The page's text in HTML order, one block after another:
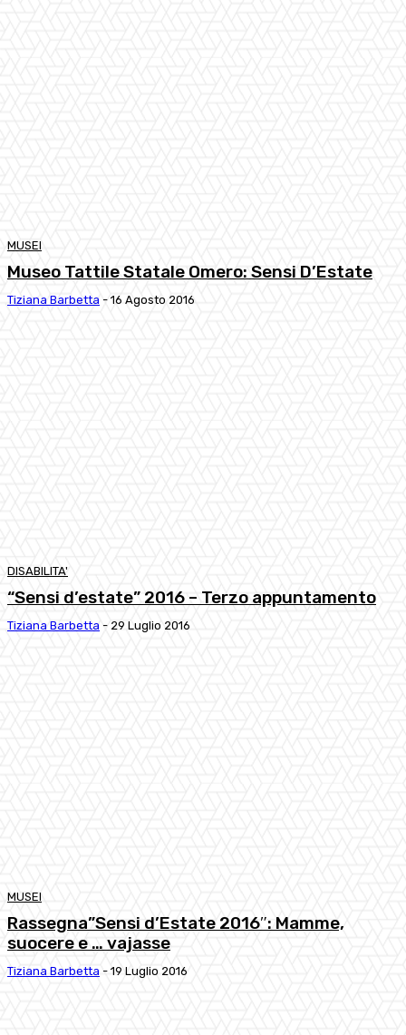
MUSEI
Museo Tattile Statale Omero: Sensi D’Estate
Tiziana Barbetta - 16 Agosto 2016
DISABILITA'
“Sensi d’estate” 2016 – Terzo appuntamento
Tiziana Barbetta - 29 Luglio 2016
MUSEI
Rassegna”Sensi d’Estate 2016″: Mamme,
suocere e … vajasse
Tiziana Barbetta - 19 Luglio 2016